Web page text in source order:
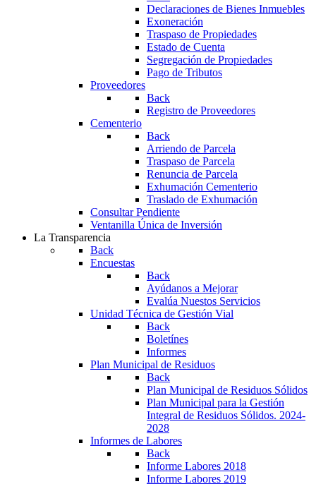
Declaraciones de Bienes Inmuebles
Exoneración
Traspaso de Propiedades
Estado de Cuenta
Segregación de Propiedades
Pago de Tributos
Proveedores
Back
Registro de Proveedores
Cementerio
Back
Arriendo de Parcela
Traspaso de Parcela
Renuncia de Parcela
Exhumación Cementerio
Traslado de Exhumación
Consultar Pendiente
Ventanilla Única de Inversión
La Transparencia
Back
Encuestas
Back
Ayúdanos a Mejorar
Evalúa Nuestos Servicios
Unidad Técnica de Gestión Vial
Back
Boletínes
Informes
Plan Municipal de Residuos
Back
Plan Municipal de Residuos Sólidos
Plan Municipal para la Gestión
Integral de Residuos Sólidos. 2024-
2028
Informes de Labores
Back
Informe Labores 2018
Informe Labores 2019